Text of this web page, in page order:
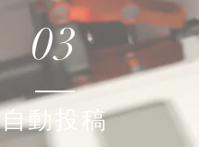
03
自動投稿